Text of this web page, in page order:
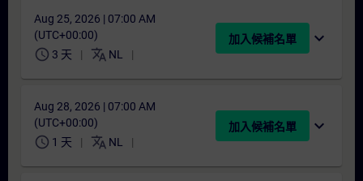
Aug 25, 2026 | 07:00 AM
(UTC+00:00)
schedule 3 天 translate NL
加入候補名單 expand_more
Aug 28, 2026 | 07:00 AM
(UTC+00:00)
schedule 1 天 translate NL
加入候補名單 expand_more